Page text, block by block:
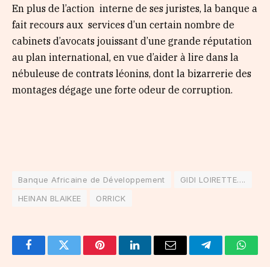
En plus de l’action interne de ses juristes, la banque a
fait recours aux services d’un certain nombre de
cabinets d’avocats jouissant d’une grande réputation
au plan international, en vue d’aider à lire dans la
nébuleuse de contrats léonins, dont la bizarrerie des
montages dégage une forte odeur de corruption.
Banque Africaine de Développement
GIDI LOIRETTE….
HEINAN BLAIKEE
ORRICK
FacebookTwitter PinterestLinkedInEmail Telegram